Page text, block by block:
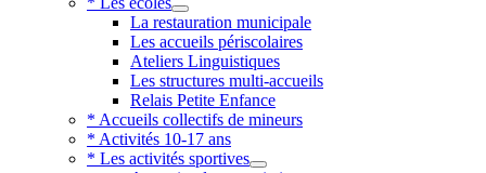
La restauration municipale
Les accueils périscolaires
Ateliers Linguistiques
Les structures multi-accueils
Relais Petite Enfance
* Accueils collectifs de mineurs
* Activités 10-17 ans
* Les activités sportives